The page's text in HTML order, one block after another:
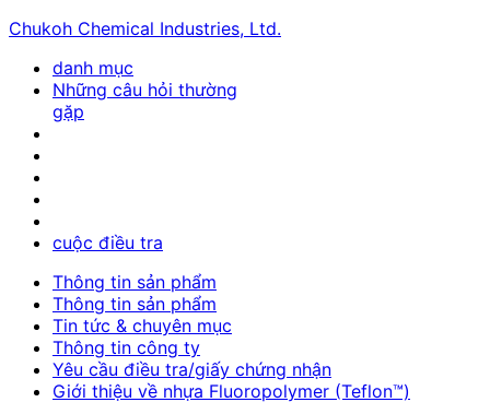
Chukoh Chemical Industries, Ltd.
danh mục
Những câu hỏi thường
gặp
cuộc điều tra
Thông tin sản phẩm
Thông tin sản phẩm
Tin tức & chuyên mục
Thông tin công ty
Yêu cầu điều tra/giấy chứng nhận
Giới thiệu về nhựa Fluoropolymer (Teflon™)